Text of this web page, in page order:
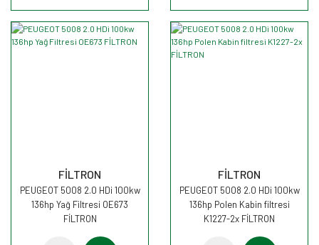
FİLTRON
PEUGEOT 5008 2.0 HDi 100kw
136hp Yağ Filtresi OE673
FİLTRON
FİLTRON
PEUGEOT 5008 2.0 HDi 100kw
136hp Polen Kabin filtresi
K1227-2x FİLTRON